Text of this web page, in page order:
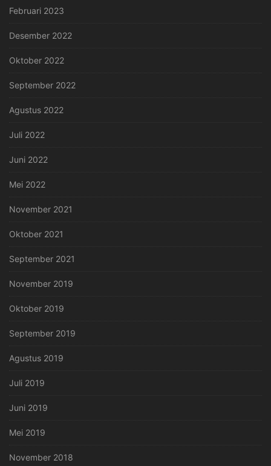
Februari 2023
Desember 2022
Oktober 2022
September 2022
Agustus 2022
Juli 2022
Juni 2022
Mei 2022
November 2021
Oktober 2021
September 2021
November 2019
Oktober 2019
September 2019
Agustus 2019
Juli 2019
Juni 2019
Mei 2019
November 2018